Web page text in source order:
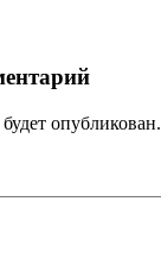
опубликован.